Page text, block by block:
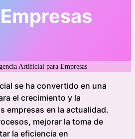
Artificial para Empresas
se ha convertido en una
el crecimiento y la
empresas en la actualidad.
mejorar la toma de
la eficiencia en